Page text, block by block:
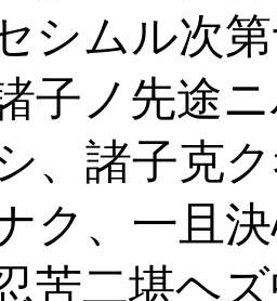
シムル次
子ノ先途
、諸子克
ク、一且
苦二堪ヘ